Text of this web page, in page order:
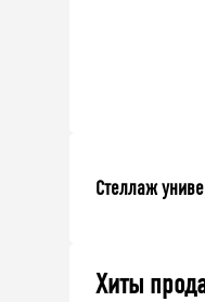
Стеллаж
Хиты